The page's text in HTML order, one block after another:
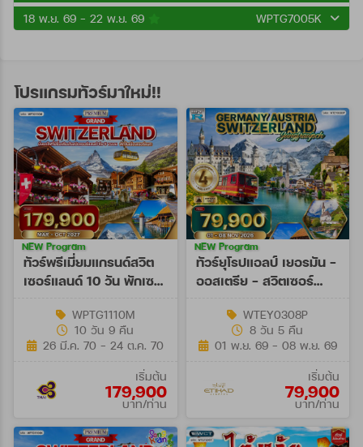
18 พ.ย. 69 - 22 พ.ย. 69
WPTG7005K
โปรแกรมทัวร์มาใหม่!!
ทัวร์พรีเมี่ยมแกรนด์สวิต
เซอร์แลนด์ 10 วัน พักเซ
NEW Program
WPTG1110M
10 วัน 9 คืน
26 มี.ค. 70 - 24 ต.ค. 70
เริ่มต้น
179,900
บาท/ท่าน
ทัวร์ยุโรปแอลป์ เยอรมัน -
ออสเตรีย - สวิตเซอร์
NOV 26
NEW Program
WTEY0308P
8 วัน 5 คืน
01 พ.ย. 69 - 08 พ.ย. 69
เริ่มต้น
79,900
บาท/ท่าน